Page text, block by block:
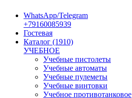
WhatsApp/Telegram
+79160085939
Гостевая
Каталог (1910)
УЧЕБНОЕ
Учебные пистолеты
Учебные автоматы
Учебные пулеметы
Учебные винтовки
Учебное противотанковое